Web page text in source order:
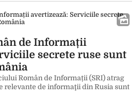
de Informații
secrete ruse sunt
Român de Informații (SRI) atrag
relevante de informaţii din Rusia sunt